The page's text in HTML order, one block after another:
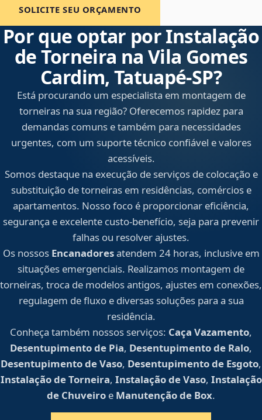
SOLICITE SEU ORÇAMENTO
Por que optar por Instalação
de Torneira na Vila Gomes
Cardim, Tatuapé‑SP?
Está procurando um especialista em montagem de
torneiras na sua região? Oferecemos rapidez para
demandas comuns e também para necessidades
urgentes, com um suporte técnico confiável e valores
acessíveis.
Somos destaque na execução de serviços de colocação e
substituição de torneiras em residências, comércios e
apartamentos. Nosso foco é proporcionar eficiência,
segurança e excelente custo-benefício, seja para prevenir
falhas ou resolver ajustes.
Os nossos Encanadoresatendem 24 horas, inclusive em
situações emergenciais. Realizamos montagem de
torneiras, troca de modelos antigos, ajustes em conexões,
regulagem de fluxo e diversas soluções para a sua
residência.
Conheça também nossos serviços: Caça Vazamento,
Desentupimento de Pia, Desentupimento de Ralo,
Desentupimento de Vaso, Desentupimento de Esgoto,
Instalação de Torneira, Instalação de Vaso, Instalação
de Chuveiro e Manutenção de Box.